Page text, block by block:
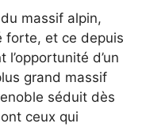
massif alpin,
forte, et ce depuis
d’un
grand massif
séduit dès
ceux qui